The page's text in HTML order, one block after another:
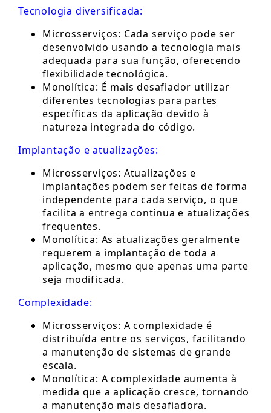
Tecnologia diversificada:
Microsserviços: Cada serviço pode ser
desenvolvido usando a tecnologia mais
adequada para sua função, oferecendo
flexibilidade tecnológica.
Monolítica: É mais desafiador utilizar
diferentes tecnologias para partes
específicas da aplicação devido à
natureza integrada do código.
Implantação e atualizações:
Microsserviços: Atualizações e
implantações podem ser feitas de forma
independente para cada serviço, o que
facilita a entrega contínua e atualizações
frequentes.
Monolítica: As atualizações geralmente
requerem a implantação de toda a
aplicação, mesmo que apenas uma parte
seja modificada.
Complexidade:
Microsserviços: A complexidade é
distribuída entre os serviços, facilitando
a manutenção de sistemas de grande
escala.
Monolítica: A complexidade aumenta à
medida que a aplicação cresce, tornando
a manutenção mais desafiadora.